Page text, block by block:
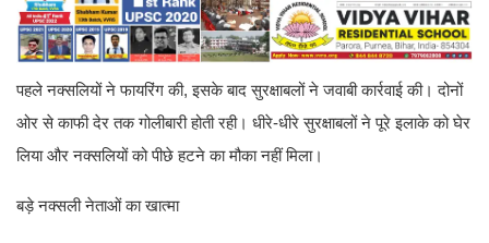
पहले नक्सलियों ने फायरिंग की, इसके बाद सुरक्षाबलों ने जवाबी कार्रवाई की। दोनों
ओर से काफी देर तक गोलीबारी होती रही। धीरे-धीरे सुरक्षाबलों ने पूरे इलाके को घेर
लिया और नक्सलियों को पीछे हटने का मौका नहीं मिला।
बड़े नक्सली नेताओं का खात्मा